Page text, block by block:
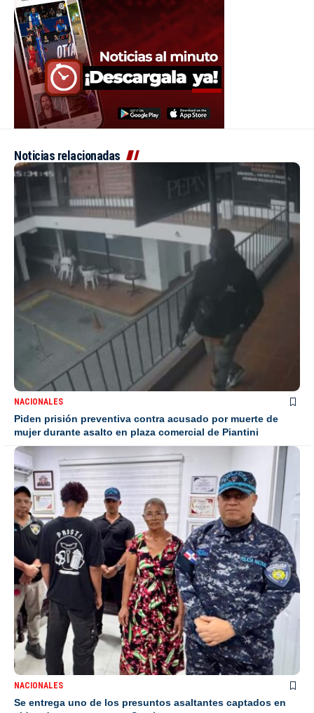
Noticias relacionadas
NACIONALES
Piden prisión preventiva contra acusado por muerte de
mujer durante asalto en plaza comercial de Piantini
NACIONALES
Se entrega uno de los presuntos asaltantes captados en